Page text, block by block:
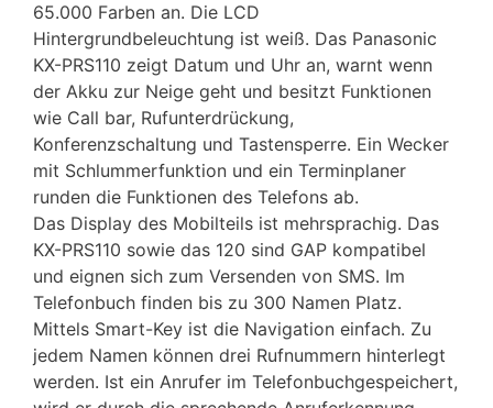
65.000 Farben an. Die LCD
Hintergrundbeleuchtung ist weiß. Das Panasonic
KX-PRS110 zeigt Datum und Uhr an, warnt wenn
der Akku zur Neige geht und besitzt Funktionen
wie Call bar, Rufunterdrückung,
Konferenzschaltung und Tastensperre. Ein Wecker
mit Schlummerfunktion und ein Terminplaner
runden die Funktionen des Telefons ab.
Das Display des Mobilteils ist mehrsprachig. Das
KX-PRS110 sowie das 120 sind GAP kompatibel
und eignen sich zum Versenden von SMS. Im
Telefonbuch finden bis zu 300 Namen Platz.
Mittels Smart-Key ist die Navigation einfach. Zu
jedem Namen können drei Rufnummern hinterlegt
werden. Ist ein Anrufer im Telefonbuchgespeichert,